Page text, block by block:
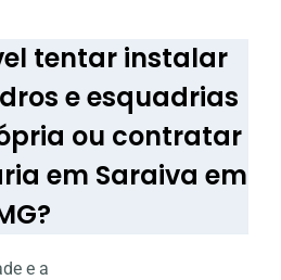
tentar instalar
e esquadrias
ou contratar
em Saraiva em
e a